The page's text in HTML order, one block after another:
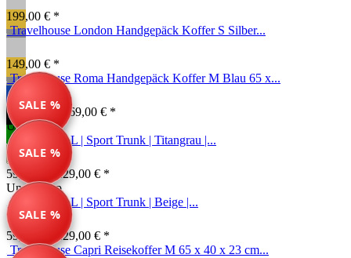
199,00 € *
Travelhouse London Handgepäck Koffer S Silber...
149,00 € *
SALE %
Travelhouse Roma Handgepäck Koffer M Blau 65 x...
134,99 € * 169,00 € *
SALE %
Unser Tipp
Reisekoffer L | Sport Trunk | Titangrau |...
59,99 € * 129,00 € *
SALE %
Unser Tipp
Reisekoffer L | Sport Trunk | Beige |...
59,99 € * 129,00 € *
Travelhouse Capri Reisekoffer M 65 x 40 x 23 cm...